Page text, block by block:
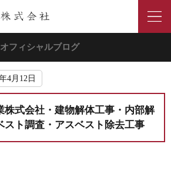
オフィシャルブログ
4月12日
株式会社・建物解体工事・内部解
スト調査・アスベスト除去工事